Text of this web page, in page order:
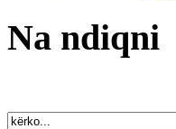
Na ndiqni